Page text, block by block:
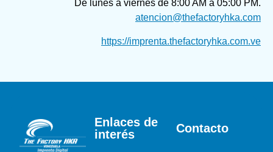
De lunes a viernes de 8:00 AM a 05:00 PM.
atencion@thefactoryhka.com
https://imprenta.thefactoryhka.com.ve
Enlaces de
interés
Contacto